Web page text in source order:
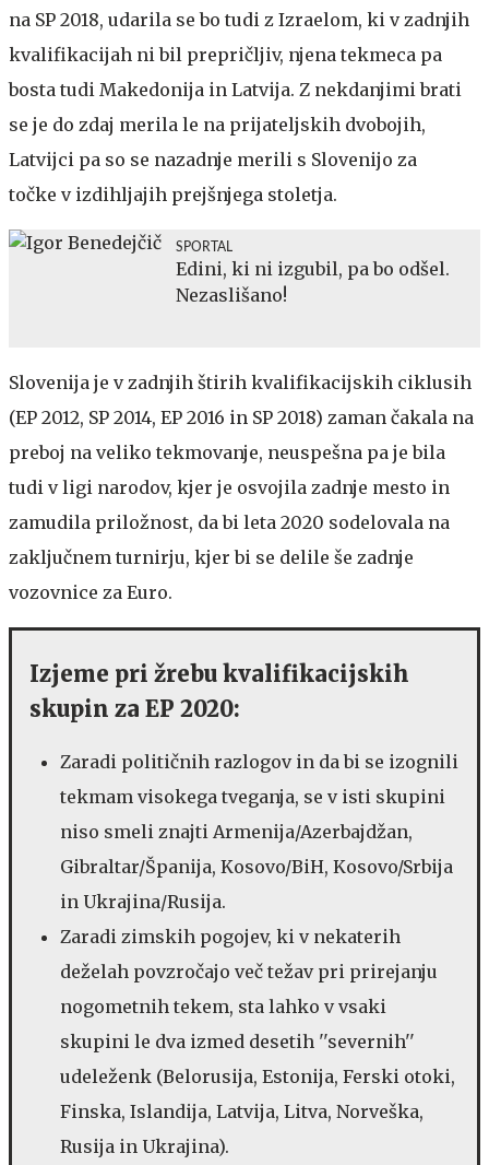
na SP 2018, udarila se bo tudi z Izraelom, ki v zadnjih
kvalifikacijah ni bil prepričljiv, njena tekmeca pa
bosta tudi Makedonija in Latvija. Z nekdanjimi brati
se je do zdaj merila le na prijateljskih dvobojih,
Latvijci pa so se nazadnje merili s Slovenijo za
točke v izdihljajih prejšnjega stoletja.
SPORTAL
Edini, ki ni izgubil, pa bo odšel.
Nezaslišano!
Slovenija je v zadnjih štirih kvalifikacijskih ciklusih
(EP 2012, SP 2014, EP 2016 in SP 2018) zaman čakala na
preboj na veliko tekmovanje, neuspešna pa je bila
tudi v ligi narodov, kjer je osvojila zadnje mesto in
zamudila priložnost, da bi leta 2020 sodelovala na
zaključnem turnirju, kjer bi se delile še zadnje
vozovnice za Euro.
Izjeme pri žrebu kvalifikacijskih
skupin za EP 2020:
Zaradi političnih razlogov in da bi se izognili
tekmam visokega tveganja, se v isti skupini
niso smeli znajti Armenija/Azerbajdžan,
Gibraltar/Španija, Kosovo/BiH, Kosovo/Srbija
in Ukrajina/Rusija.
Zaradi zimskih pogojev, ki v nekaterih
deželah povzročajo več težav pri prirejanju
nogometnih tekem, sta lahko v vsaki
skupini le dva izmed desetih ''severnih''
udeleženk (Belorusija, Estonija, Ferski otoki,
Finska, Islandija, Latvija, Litva, Norveška,
Rusija in Ukrajina).